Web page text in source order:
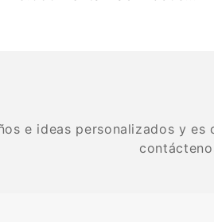
e ideas personalizados y